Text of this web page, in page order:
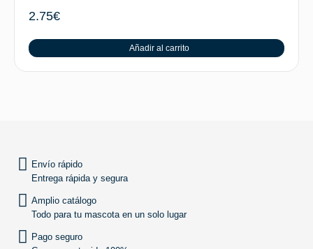
2.75€
Añadir al carrito
Envío rápido
Entrega rápida y segura
Amplio catálogo
Todo para tu mascota en un solo lugar
Pago seguro